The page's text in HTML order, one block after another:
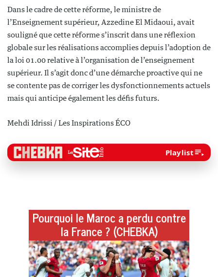
Dans le cadre de cette réforme, le ministre de
l’Enseignement supérieur, Azzedine El Midaoui, avait
souligné que cette réforme s’inscrit dans une réflexion
globale sur les réalisations accomplies depuis l’adoption de
la loi 01.00 relative à l’organisation de l’enseignement
supérieur. Il s’agit donc d’une démarche proactive qui ne
se contente pas de corriger les dysfonctionnements actuels
mais qui anticipe également les défis futurs.
Mehdi Idrissi / Les Inspirations ÉCO
Playlist
Pourquoi le Maroc a perdu contre
la France ? (CHEBKA)